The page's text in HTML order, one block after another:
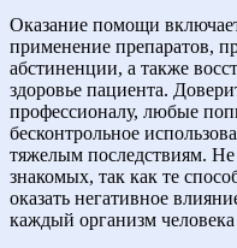
Оказание помощи
применение препаратов,
абстиненции, а также
здоровье пациента.
профессионалу, любые
бесконтрольное
тяжелым последствиям.
знакомых, так как те
оказать негативное
каждый организм